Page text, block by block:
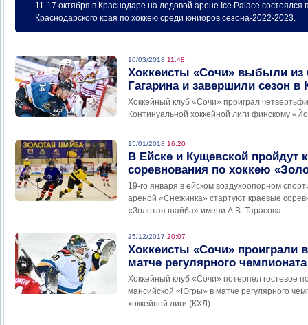
11-17 октября в Краснодаре на ледовой арене Ice Palace состоялся
Краснодарского края по хоккею среди юниоров сезона-2022-2023.
10/03/2018 11:48
Хоккеисты «Сочи» выбыли из
Гагарина и завершили сезон в
Хоккейный клуб «Сочи» проиграл
Континуальной хоккейной лиги финскому
15/01/2018 16:20
В Ейске и Кущевской пройдут
соревнования по хоккею
19-го января в ейском воздухоопорном
ареной «Снежинка» стартуют краевые
«Золотая шайба» имени А.В. Тарасова.
25/12/2017 20:07
Хоккеисты «Сочи» проиграли
матче регулярного
Хоккейный клуб «Сочи» потерпел гостевое
мансийской «Югры» в матче регулярного
хоккейной лиги (КХЛ).